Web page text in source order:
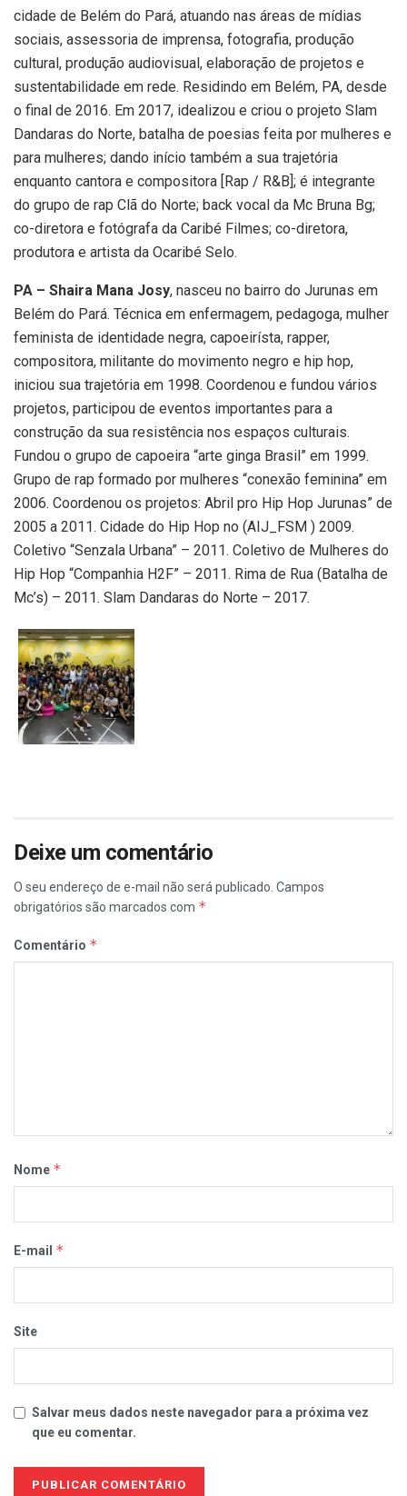
cidade de Belém do Pará, atuando nas áreas de mídias
sociais, assessoria de imprensa, fotografia, produção
cultural, produção audiovisual, elaboração de projetos e
sustentabilidade em rede. Residindo em Belém, PA, desde
o final de 2016. Em 2017, idealizou e criou o projeto Slam
Dandaras do Norte, batalha de poesias feita por mulheres e
para mulheres; dando início também a sua trajetória
enquanto cantora e compositora [Rap / R&B]; é integrante
do grupo de rap Clã do Norte; back vocal da Mc Bruna Bg;
co-diretora e fotógrafa da Caribé Filmes; co-diretora,
produtora e artista da Ocaribé Selo.
PA – Shaira Mana Josy, nasceu no bairro do Jurunas em
Belém do Pará. Técnica em enfermagem, pedagoga, mulher
feminista de identidade negra, capoeirísta, rapper,
compositora, militante do movimento negro e hip hop,
iniciou sua trajetória em 1998. Coordenou e fundou vários
projetos, participou de eventos importantes para a
construção da sua resistência nos espaços culturais.
Fundou o grupo de capoeira “arte ginga Brasil” em 1999.
Grupo de rap formado por mulheres “conexão feminina” em
2006. Coordenou os projetos: Abril pro Hip Hop Jurunas” de
2005 a 2011. Cidade do Hip Hop no (AIJ_FSM ) 2009.
Coletivo “Senzala Urbana” – 2011. Coletivo de Mulheres do
Hip Hop “Companhia H2F” – 2011. Rima de Rua (Batalha de
Mc’s) – 2011. Slam Dandaras do Norte – 2017.
Deixe um comentário
O seu endereço de e-mail não será publicado. Campos
obrigatórios são marcados com *
Comentário *
Nome *
E-mail *
Site
Salvar meus dados neste navegador para a próxima vez
que eu comentar.